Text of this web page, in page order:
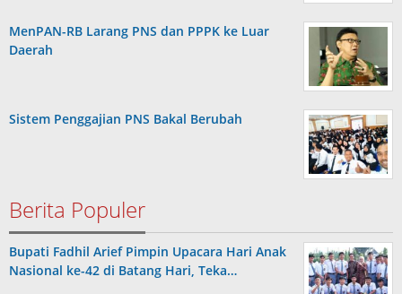
MenPAN-RB Larang PNS dan PPPK ke Luar
Daerah
Sistem Penggajian PNS Bakal Berubah
Berita Populer
Bupati Fadhil Arief Pimpin Upacara Hari Anak
Nasional ke-42 di Batang Hari, Teka…